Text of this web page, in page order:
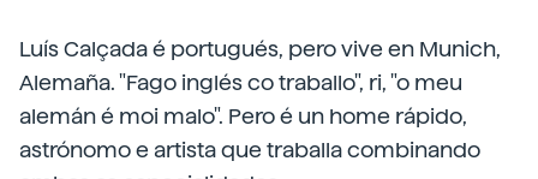
Luís Calçada é portugués, pero vive en Munich,
Alemaña. "Fago inglés co traballo", ri, "o meu
alemán é moi malo". Pero é un home rápido,
astrónomo e artista que traballa combinando